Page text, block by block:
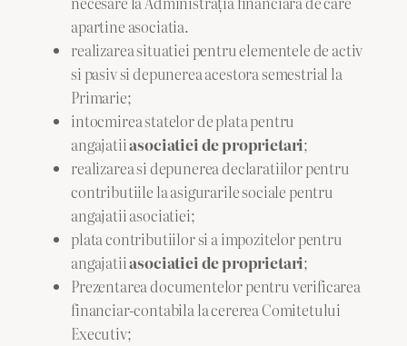
apartine asociatia.
realizarea situatiei pentru elementele de activ
si pasiv si depunerea acestora semestrial la
Primarie;
intocmirea statelor de plata pentru
angajatiiasociatiei de proprietari;
realizarea si depunerea declaratiilor pentru
contributiile la asigurarile sociale pentru
angajatii asociatiei;
plata contributiilor si a impozitelor pentru
angajatiiasociatiei de proprietari;
Prezentarea documentelor pentru verificarea
financiar-contabila la cererea Comitetului
Executiv;